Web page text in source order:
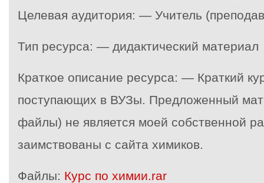
Целевая аудитория: — Учитель
Тип ресурса: — дидактический материал
Краткое описание ресурса: — Краткий
поступающих в ВУЗы. Предложенный
файлы) не является моей собственной
заимствованы с сайта химиков.
Файлы: Курс по химии.rar